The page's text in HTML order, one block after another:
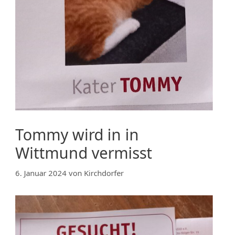
Tommy wird in in
Wittmund vermisst
6. Januar 2024 von Kirchdorfer